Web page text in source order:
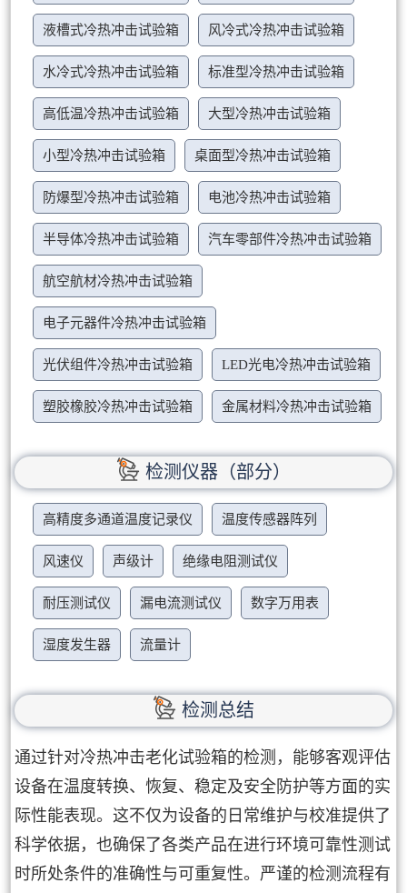
液槽式冷热冲击试验箱 风冷式冷热冲击试验箱
水冷式冷热冲击试验箱 标准型冷热冲击试验箱
高低温冷热冲击试验箱 大型冷热冲击试验箱
小型冷热冲击试验箱 桌面型冷热冲击试验箱
防爆型冷热冲击试验箱 电池冷热冲击试验箱
半导体冷热冲击试验箱 汽车零部件冷热冲击试验箱
航空航材冷热冲击试验箱
电子元器件冷热冲击试验箱
光伏组件冷热冲击试验箱 LED光电冷热冲击试验箱
塑胶橡胶冷热冲击试验箱 金属材料冷热冲击试验箱
检测仪器（部分）
高精度多通道温度记录仪 温度传感器阵列
风速仪 声级计 绝缘电阻测试仪
耐压测试仪 漏电流测试仪 数字万用表
湿度发生器 流量计
检测总结
通过针对冷热冲击老化试验箱的检测，能够客观评估
设备在温度转换、恢复、稳定及安全防护等方面的实
际性能表现。这不仅为设备的日常维护与校准提供了
科学依据，也确保了各类产品在进行环境可靠性测试
时所处条件的准确性与可重复性。严谨的检测流程有